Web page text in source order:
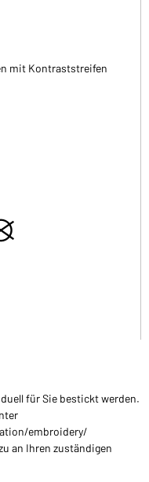
mit Kontraststreifen
für Sie bestickt werden.
embroidery/
an Ihren zuständigen